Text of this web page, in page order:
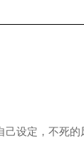
己设定，不死